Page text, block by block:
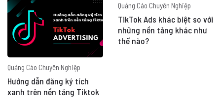
Quảng Cáo Chuyên Nghiệp
Hướng dẫn đăng ký tích
xanh trên nền tảng Tiktok
Quảng Cáo Chuyên Nghiệp
TikTok Ads khác biệt so với
những nền tảng khác như
thế nào?